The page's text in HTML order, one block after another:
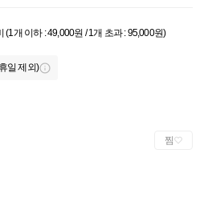
(1개 이하 : 49,000원 / 1개 초과 : 95,000원)
일 제외)
찜